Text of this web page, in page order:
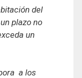
del
plazo no
un
a los